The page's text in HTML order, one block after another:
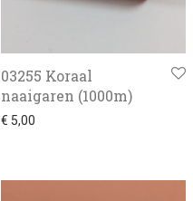
03255 Koraal
naaigaren (1000m)
€ 5,00